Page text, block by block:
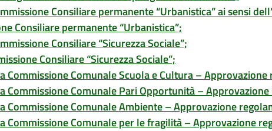
Consiliare permanente “Urbanistica” ai sensi
Consiliare permanente “Urbanistica”;
Consiliare “Sicurezza Sociale”;
Consiliare “Sicurezza Sociale”;
Commissione Comunale Scuola e Cultura –
Commissione Comunale Pari Opportunità –
Commissione Comunale Ambiente – Approvazione
Commissione Comunale per le fragilità – Approvazione